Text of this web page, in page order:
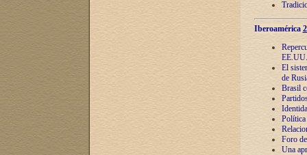
Iberoamérica
EE.UU.
El
de
Brasil
Política
Foro
Una